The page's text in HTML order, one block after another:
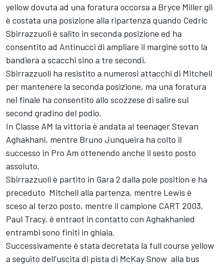
yellow dovuta ad una foratura occorsa a Bryce Miller gli
è costata una posizione alla ripartenza quando Cedric
Sbirrazzuoli è salito in seconda posizione ed ha
consentito ad Antinucci di ampliare il margine sotto la
bandiera a scacchi sino a tre secondi.
Sbirrazzuoli ha resistito a numerosi attacchi di Mitchell
per mantenere la seconda posizione, ma una foratura
nel finale ha consentito allo scozzese di salire sul
second gradino del podio.
In Classe AM la vittoria è andata al teenager Stevan
Aghakhani, mentre Bruno Junqueira ha colto il
successo in Pro Am ottenendo anche il sesto posto
assoluto.
Sbirrazzuoli è partito in Gara 2 dalla pole position e ha
preceduto Mitchell alla partenza, mentre Lewis è
sceso al terzo posto, mentre il campione CART 2003,
Paul Tracy, è entraot in contatto con Aghakhanied
entrambi sono finiti in ghiaia.
Successivamente è stata decretata la full course yellow
a seguito dell’uscita di pista di McKay Snow alla bus